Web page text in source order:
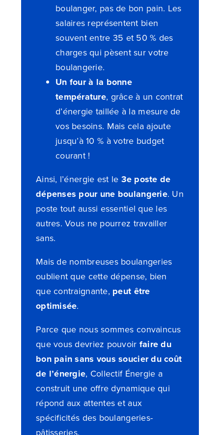
boulanger, pas de bon pain. Les
salaires représentent bien
souvent entre 35 et 50 % des
charges qui pèsent sur votre
boulangerie.
Un four à la bonne
température, grâce à un contrat
d’énergie taillée à la mesure de
vos besoins. Mais cela ajoute
jusqu’à 10 % à votre budget
courant !
Ainsi, l’énergie est le 3e poste de
dépenses pour une boulangerie. Un
poste tout aussi essentiel que les
autres. Vous ne pourrez travailler
sans.
Mais de nombreuses boulangeries
oublient que cette dépense, bien
que contraignante, peut être
optimisée.
Parce que nous sommes convaincus
que vous devriez pouvoir faire du
bon pain sans vous soucier du coût
de l’énergie, Collectif Énergie a
construit une offre dynamique qui
répond aux attentes et aux
spécificités des boulangeries-